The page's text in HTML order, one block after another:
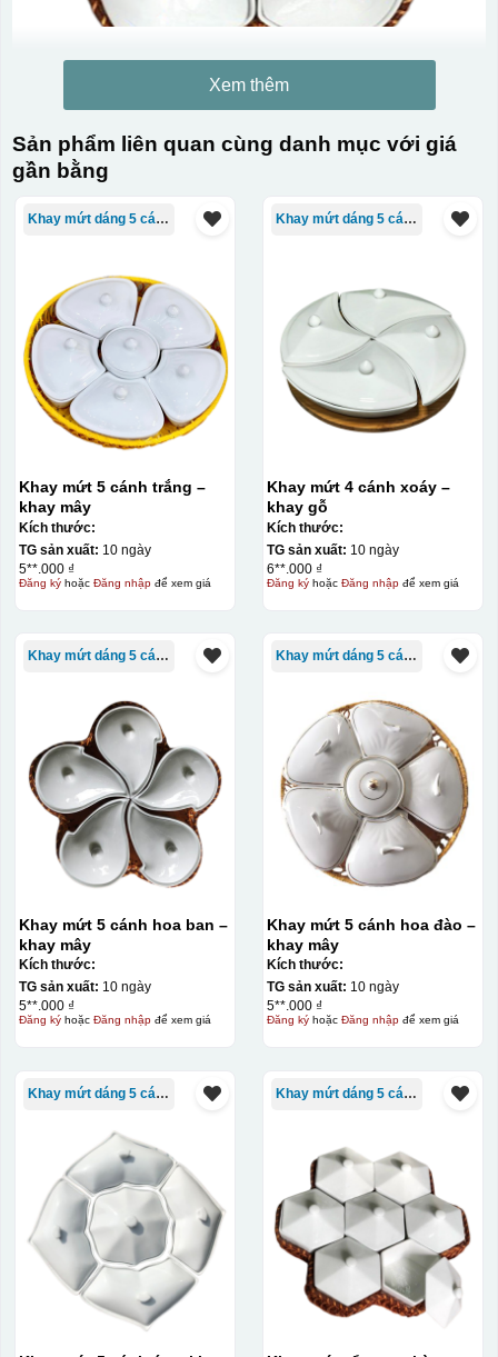
Kiểu in:
Hộp xi lót lụa
Hộp xi ấm chén
Xem thêm
Sản phẩm liên quan cùng danh mục với giá
gần bằng
Khay mứt dáng 5 cánh
Khay mứt 5 cánh trắng –
khay mây
Kích thước:
TG sản xuất: 10 ngày
5**.000 ₫
Đăng kýhoặc Đăng nhậpđể xem giá
Khay mứt dáng 5 cánh
Khay mứt 4 cánh xoáy –
khay gỗ
Kích thước:
TG sản xuất: 10 ngày
6**.000 ₫
Đăng kýhoặc Đăng nhậpđể xem giá
Khay mứt dáng 5 cánh
Khay mứt 5 cánh hoa ban –
khay mây
Kích thước:
TG sản xuất: 10 ngày
5**.000 ₫
Đăng kýhoặc Đăng nhậpđể xem giá
Khay mứt dáng 5 cánh
Khay mứt 5 cánh hoa đào –
khay mây
Kích thước:
TG sản xuất: 10 ngày
5**.000 ₫
Đăng kýhoặc Đăng nhậpđể xem giá
Khay mứt dáng 5 cánh Khay mứt dáng 5 cánh